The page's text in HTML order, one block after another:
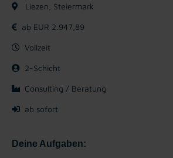
Liezen, Steiermark
ab EUR 2.947,89
Vollzeit
2-Schicht
Consulting / Beratung
ab sofort
Deine Aufgaben: